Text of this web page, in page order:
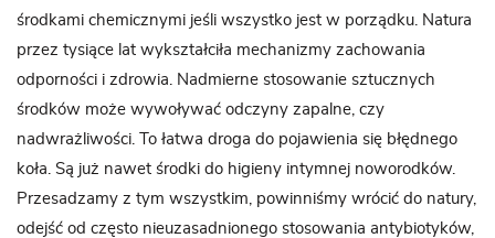
środkami chemicznymi jeśli wszystko jest w porządku. Natura
przez tysiące lat wykształciła mechanizmy zachowania
odporności i zdrowia. Nadmierne stosowanie sztucznych
środków może wywoływać odczyny zapalne, czy
nadwrażliwości. To łatwa droga do pojawienia się błędnego
koła. Są już nawet środki do higieny intymnej noworodków.
Przesadzamy z tym wszystkim, powinniśmy wrócić do natury,
odejść od często nieuzasadnionego stosowania antybiotyków,